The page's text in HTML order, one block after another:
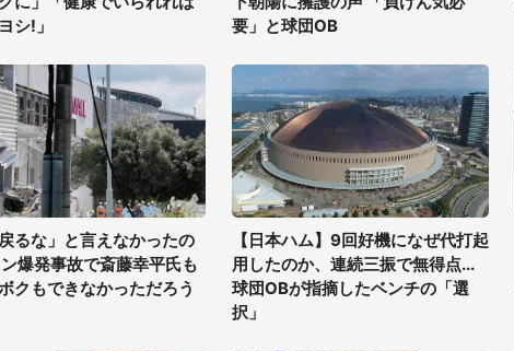
シ!」
要」と球団OB
るな」と言えなかったの
爆発事故で斎藤幸平氏も
クもできなかっただろう
【日本ハム】9回好機になぜ代打起
用したのか、連続三振で無得点...
球団OBが指摘したベンチの「選
択」